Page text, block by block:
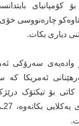
کۆمپانیای
تاوەکو چارەنووسی خۆی
دیاری بکات.
وادەیەی سەرۆکی
ئەمریکا
کاتی بۆ تیکتۆک